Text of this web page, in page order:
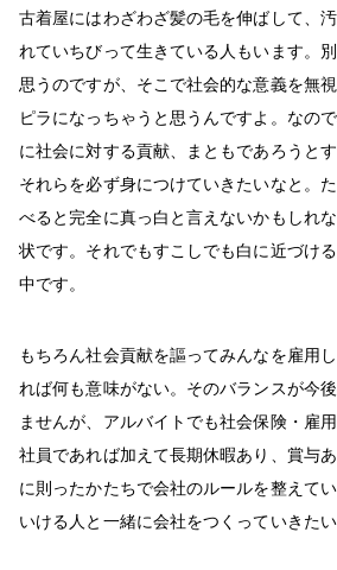
古着屋にはわざわざ髪の毛を伸ばして、
れていちびって生きている人もいます。
思うのですが、そこで社会的な意義を無
ピラになっちゃうと思うんですよ。なの
に社会に対する貢献、まともであろうと
それらを必ず身につけていきたいなと。
べると完全に真っ白と言えないかもしれ
状です。それでもすこしでも白に近づけ
中です。
もちろん社会貢献を謳ってみんなを雇用
れば何も意味がない。そのバランスが今
ませんが、アルバイトでも社会保険・雇
社員であれば加えて長期休暇あり、賞与
に則ったかたちで会社のルールを整えて
いける人と一緒に会社をつくっていきたい